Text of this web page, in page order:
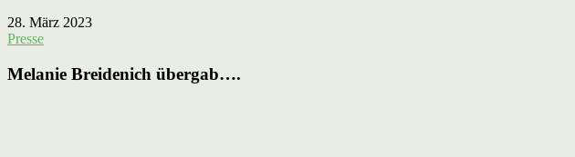
28. März 2023
Presse
Melanie Breidenich übergab….